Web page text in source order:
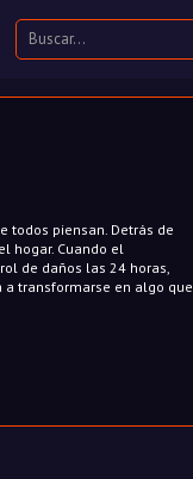
todos piensan. Detrás de
hogar. Cuando el
de daños las 24 horas,
a transformarse en algo que